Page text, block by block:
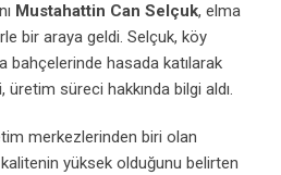
Mustahattin Can Selçuk, elma
bir araya geldi. Selçuk, köy
bahçelerinde hasada katılarak
üretim süreci hakkında bilgi aldı.
merkezlerinden biri olan
yüksek olduğunu belirten